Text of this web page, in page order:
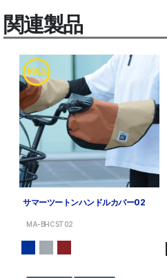
関連製品
新商品
サマーツートンハンドルカバー02
MA-BHCST02